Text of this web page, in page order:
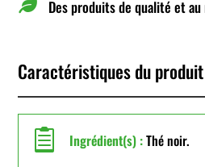
 Des produits de qualité et
Caractéristiques du produit
 Ingrédient(s) :Thé noir.